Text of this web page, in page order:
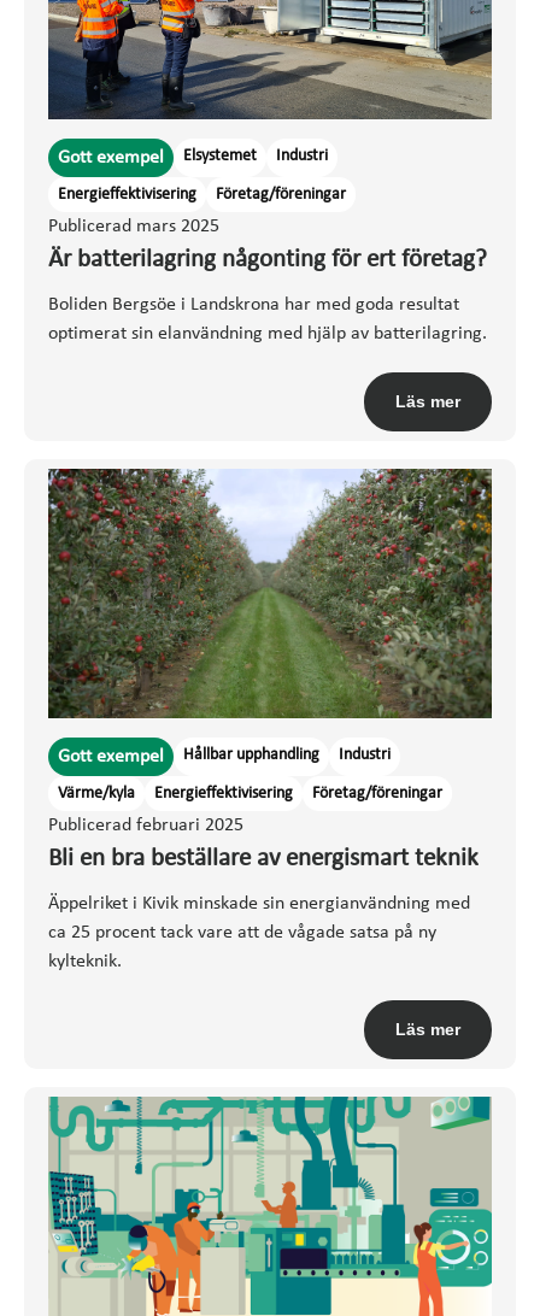
Publicerad mars 2025
Är batterilagring någonting för ert företag?
Boliden Bergsöe i Landskrona har med goda resultat
optimerat sin elanvändning med hjälp av batterilagring.
Gott exempel Elsystemet Industri
Energieffektivisering Företag/föreningar
Läs mer
Publicerad februari 2025
Bli en bra beställare av energismart teknik
Äppelriket i Kivik minskade sin energianvändning med
ca 25 procent tack vare att de vågade satsa på ny
kylteknik.
Gott exempel Hållbar upphandling Industri
Värme/kyla Energieffektivisering Företag/föreningar
Läs mer